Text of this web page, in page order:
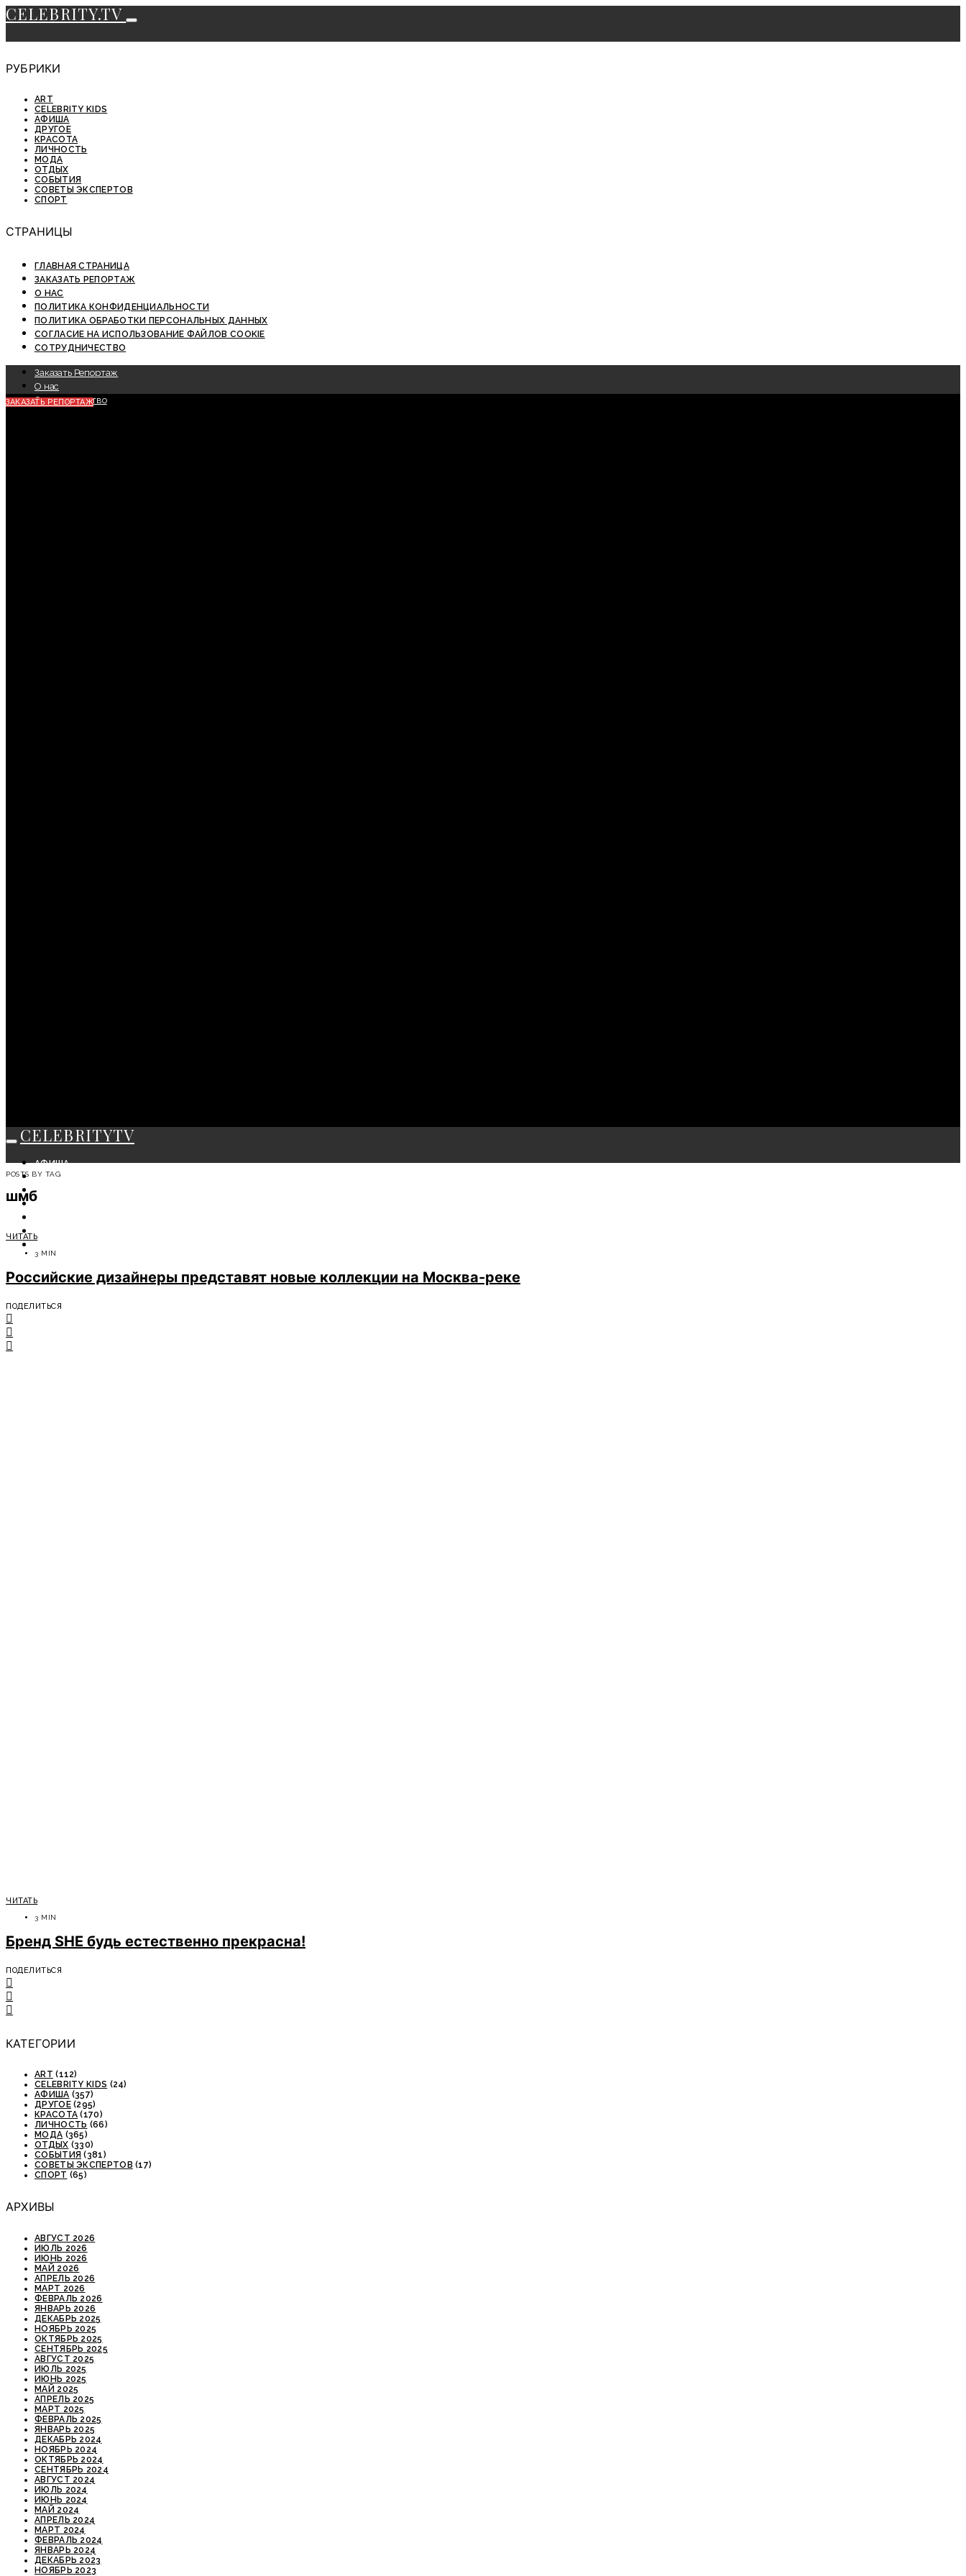
CELEBRITY.TV
РУБРИКИ
ART
CELEBRITY KIDS
АФИША
ДРУГОЕ
КРАСОТА
ЛИЧНОСТЬ
МОДА
ОТДЫХ
СОБЫТИЯ
СОВЕТЫ ЭКСПЕРТОВ
СПОРТ
СТРАНИЦЫ
ГЛАВНАЯ СТРАНИЦА
ЗАКАЗАТЬ РЕПОРТАЖ
О НАС
ПОЛИТИКА КОНФИДЕНЦИАЛЬНОСТИ
ПОЛИТИКА ОБРАБОТКИ ПЕРСОНАЛЬНЫХ ДАННЫХ
СОГЛАСИЕ НА ИСПОЛЬЗОВАНИЕ ФАЙЛОВ COOKIE
СОТРУДНИЧЕСТВО
Заказать Репортаж
О нас
Сотрудничество
ЗАКАЗАТЬ РЕПОРТАЖ
CELEBRITYTV
АФИША
СОБЫТИЯ
КРАСОТА
МОДА
POSTS BY TAG
шмб
ЧИТАТЬ
3 MIN
Российские дизайнеры представят новые коллекции на Москва-реке
ПОДЕЛИТЬСЯ
ЧИТАТЬ
3 MIN
Бренд SHE будь естественно прекрасна!
ПОДЕЛИТЬСЯ
КАТЕГОРИИ
ART (112)
CELEBRITY KIDS (24)
АФИША (357)
ДРУГОЕ(295)
КРАСОТА (170)
ЛИЧНОСТЬ (66)
МОДА (365)
ОТДЫХ (330)
СОБЫТИЯ (381)
СОВЕТЫ ЭКСПЕРТОВ (17)
СПОРТ (65)
АРХИВЫ
АВГУСТ 2026
ИЮЛЬ 2026
ИЮНЬ 2026
МАЙ 2026
АПРЕЛЬ 2026
МАРТ 2026
ФЕВРАЛЬ 2026
ЯНВАРЬ 2026
ДЕКАБРЬ 2025
НОЯБРЬ 2025
ОКТЯБРЬ 2025
СЕНТЯБРЬ 2025
АВГУСТ 2025
ИЮЛЬ 2025
ИЮНЬ 2025
МАЙ 2025
АПРЕЛЬ 2025
МАРТ 2025
ФЕВРАЛЬ 2025
ЯНВАРЬ 2025
ДЕКАБРЬ 2024
НОЯБРЬ 2024
ОКТЯБРЬ 2024
СЕНТЯБРЬ 2024
АВГУСТ 2024
ИЮЛЬ 2024
ИЮНЬ 2024
МАЙ 2024
АПРЕЛЬ 2024
МАРТ 2024
ФЕВРАЛЬ 2024
ЯНВАРЬ 2024
ДЕКАБРЬ 2023
НОЯБРЬ 2023